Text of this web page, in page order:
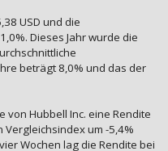
USD und die
Dieses Jahr wurde die
beträgt 8,0% und das der
von Hubbell Inc. eine Rendite
um -5,4%
Wochen lag die Rendite bei